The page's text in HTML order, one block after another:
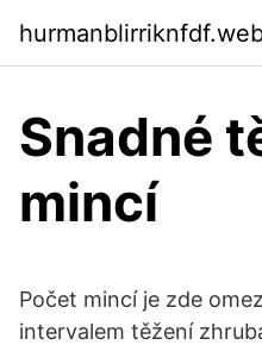
Snadné
mincí
Počet mincí je zde
intervalem těžení